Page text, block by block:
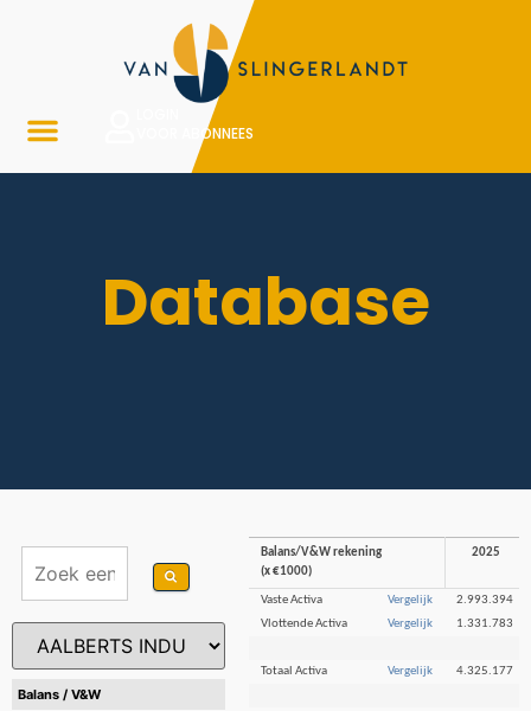
VOOR ABONNEES
Database
Balans / V&W
Balans/V&W rekening
(x €1000)
2025
Vaste Activa Vergelijk
2.993.394
Vlottende Activa
Vergelijk 1.331.783
Totaal Activa Vergelijk 4.325.177